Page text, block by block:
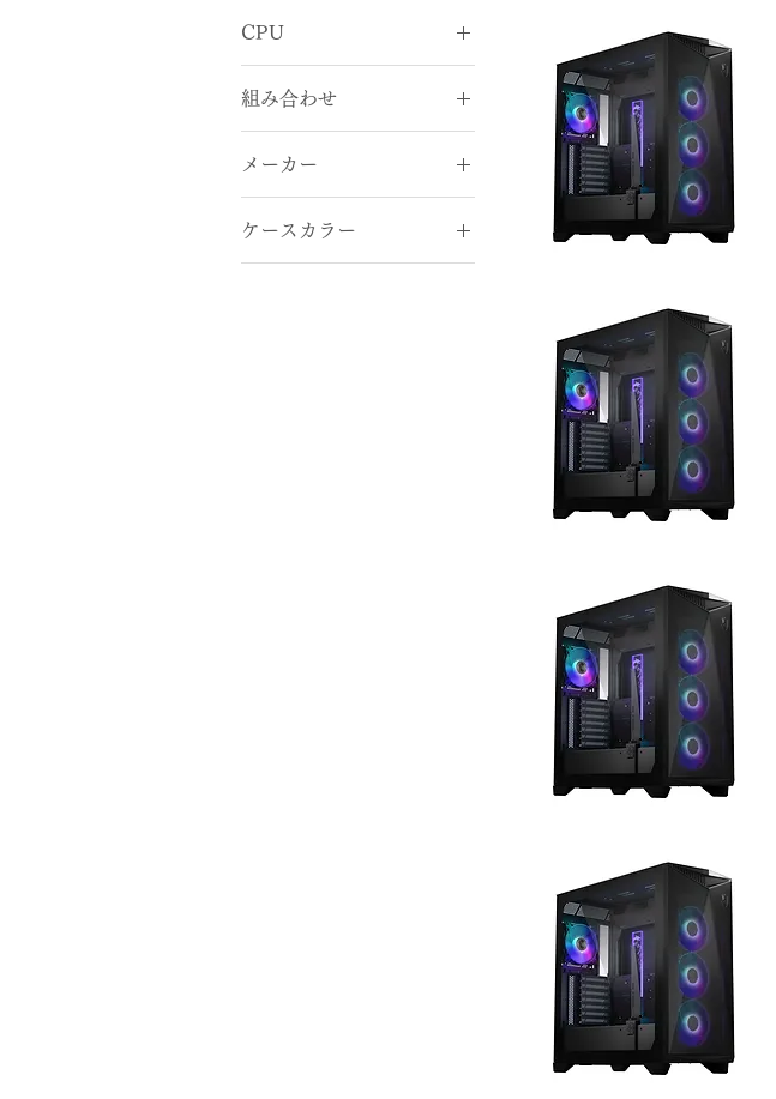
RTX 5060 Ti
RTX 5080
CPU
Core Ultra 9
組み合わせ
265F×RTX 5060
Core Ultra 7
265F×RTX 5060 Ti
Core Ultra 7
メーカー
MSI
ケースカラー